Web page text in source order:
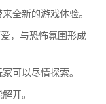
全新的游戏体验。
，与恐怖氛围形成
可以尽情探索。
开。